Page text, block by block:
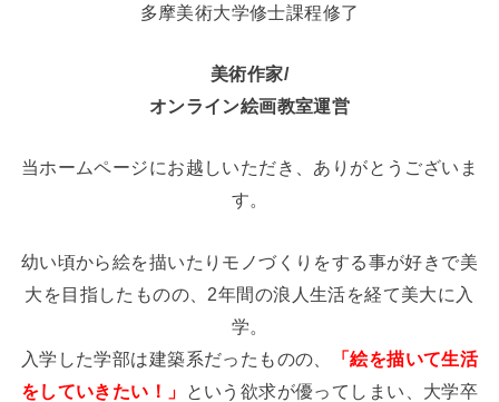
多摩美術大学修士課程修了
美術作家/
オンライン絵画教室運営
当ホームページにお越しいただき、ありがとうございま
す。
幼い頃から絵を描いたりモノづくりをする事が好きで美
大を目指したものの、2年間の浪人生活を経て美大に入
学。
入学した学部は建築系だったものの、
「絵を描いて生活
をしていきたい！」
という欲求が優ってしまい、大学卒